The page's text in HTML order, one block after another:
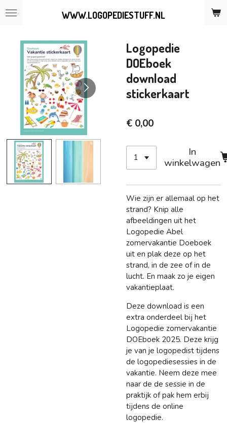
Ga
hoofdinhoud
WWW.LOGOPEDIESTUFF.NL
Logopedie
DOEboek
download
stickerkaart
€ 0,00
In
winkelwagen
Wie zijn er allemaal op het
strand? Knip alle
afbeeldingen uit het
Logopedie Abel
zomervakantie Doeboek
uit en plak deze op het
strand, in de zee of in de
lucht. En maak zo je eigen
vakantieplaat.
Deze download is een
extra onderdeel bij het
Logopedie zomervakantie
DOEboek 2025. Deze krijg
je van je logopedist tijdens
de logopediesessies in de
vakantie. Neem deze mee
naar de de sessie in de
praktijk of pak hem erbij
tijdens de online
logopedie.